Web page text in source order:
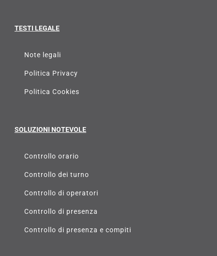
TESTI LEGALE
Note legali
Politica Privacy
Politica Cookies
SOLUZIONI NOTEVOLE
Controllo orario
Controllo dei turno
Controllo di operatori
Controllo di presenza
Controllo di presenza e compiti